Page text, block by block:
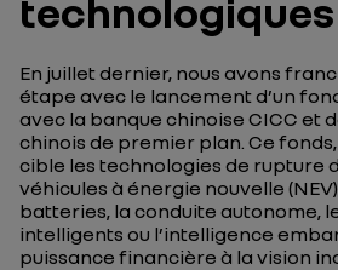
En juillet dernier, nous avons
étape avec le lancement d’un
avec la banque chinoise CICC et
chinois de premier plan. Ce
cible les technologies de rupture
véhicules à énergie nouvelle
batteries, la conduite autonome,
intelligents ou l’intelligence
puissance financière à la vision